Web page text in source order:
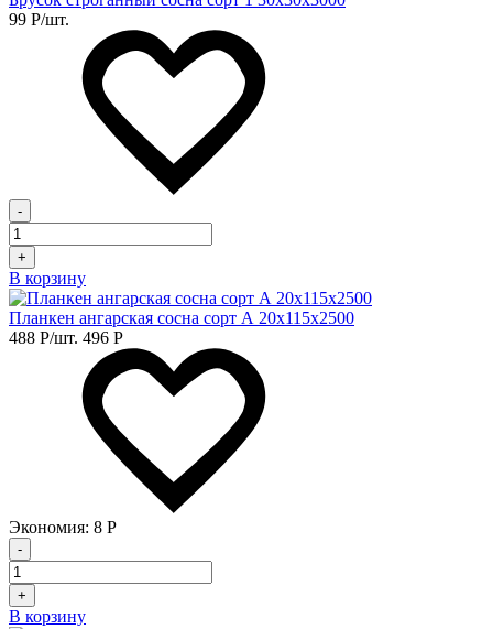
99 Р/шт.
-
+
В корзину
Планкен ангарская сосна сорт А 20х115х2500
488 Р/шт. 496 Р
Экономия: 8 Р
-
+
В корзину